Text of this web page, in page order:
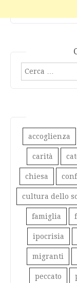
Ricerca
accoglienza
carità
chiesa
cultura dello
famiglia
ipocrisia
migranti
peccato